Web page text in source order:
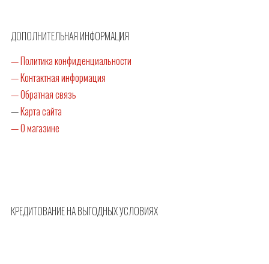
ДОПОЛНИТЕЛЬНАЯ ИНФОРМАЦИЯ
— Политика конфиденциальности
— Контактная информация
— Обратная связь
—Карта сайта
— О магазине
КРЕДИТОВАНИЕ НА ВЫГОДНЫХ УСЛОВИЯХ